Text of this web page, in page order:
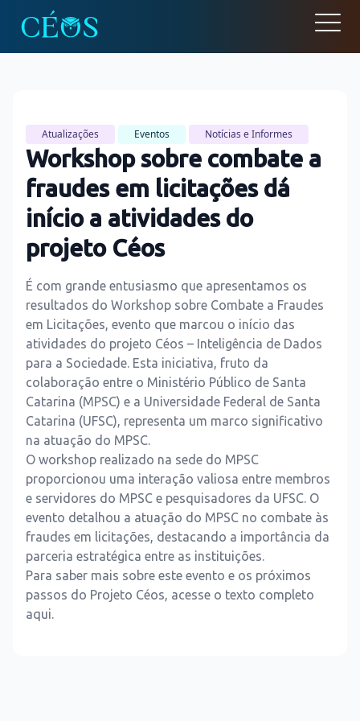
Atualizações Eventos Notícias e Informes
Workshop sobre combate a
fraudes em licitações dá
início a atividades do
projeto Céos
É com grande entusiasmo que apresentamos os
resultados do Workshop sobre Combate a Fraudes
em Licitações, evento que marcou o início das
atividades do projeto Céos – Inteligência de Dados
para a Sociedade. Esta iniciativa, fruto da
colaboração entre o Ministério Público de Santa
Catarina (MPSC) e a Universidade Federal de Santa
Catarina (UFSC), representa um marco significativo
na atuação do MPSC.
O workshop realizado na sede do MPSC
proporcionou uma interação valiosa entre membros
e servidores do MPSC e pesquisadores da UFSC. O
evento detalhou a atuação do MPSC no combate às
fraudes em licitações, destacando a importância da
parceria estratégica entre as instituições.
Para saber mais sobre este evento e os próximos
passos do Projeto Céos, acesse o texto completo
aqui.